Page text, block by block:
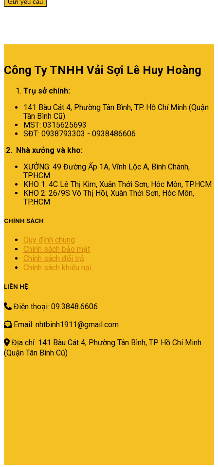
Công Ty TNHH Vải Sợi Lê Huy Hoàng
Trụ sở chính:
141 Bàu Cát 4, Phường Tân Bình, TP. Hồ Chí Minh (Quận
Tân Bình Cũ)
MST: 0315625693
SĐT: 0938793303 - 0938486606
2. Nhà xưởng và kho:
XƯỞNG: 49 Đường Ấp 1A, Vĩnh Lộc A, Bình Chánh,
TP.HCM
KHO 1: 4C Lê Thị Kim, Xuân Thới Sơn, Hóc Môn, TP.HCM
KHO 2: 26/9S Võ Thị Hồi, Xuân Thới Sơn, Hóc Môn,
TP.HCM
CHÍNH SÁCH
Quy định chung
Chính sách bảo mật
Chính sách đổi trả
Chính sách khiếu nại
LIÊN HỆ
Điện thoại: 09.3848.6606
Email: nhtbinh1911@gmail.com
Địa chỉ: 141 Bàu Cát 4, Phường Tân Bình, TP. Hồ Chí Minh
(Quận Tân Bình Cũ)